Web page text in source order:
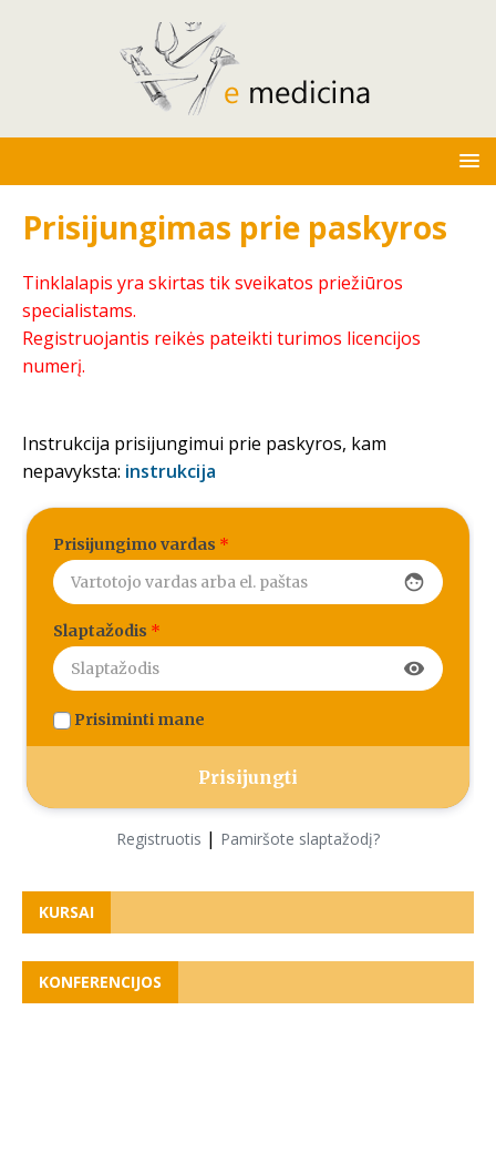
Prisijungimas prie paskyros
Tinklalapis yra skirtas tik sveikatos priežiūros
specialistams.
Registruojantis reikės pateikti turimos licencijos
numerį.
Instrukcija prisijungimui prie paskyros, kam
nepavyksta: instrukcija
Prisijungimo vardas *
face
Slaptažodis *
visibility
Prisiminti mane
Registruotis | Pamiršote slaptažodį?
KURSAI
KONFERENCIJOS